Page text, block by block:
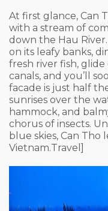
At first glance, Can
with a stream of
down the Hau
on its leafy banks,
fresh river fish,
canals, and you’ll
facade is just half
sunrises over the
hammock, and
chorus of insects.
blue skies, Can Tho
Vietnam.Travel]